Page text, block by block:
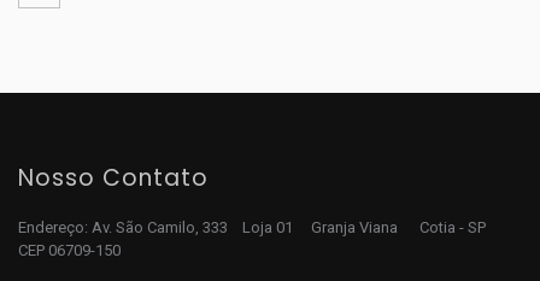
Nosso Contato
Endereço: Av. São Camilo, 333 Loja 01 Granja Viana Cotia - SP
CEP 06709-150